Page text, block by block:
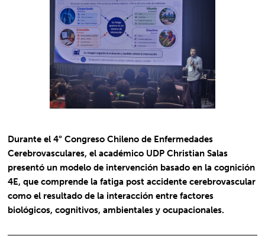
Durante el 4° Congreso Chileno de Enfermedades
Cerebrovasculares, el académico UDP Christian Salas
presentó un modelo de intervención basado en la cognición
4E, que comprende la fatiga post accidente cerebrovascular
como el resultado de la interacción entre factores
biológicos, cognitivos, ambientales y ocupacionales.